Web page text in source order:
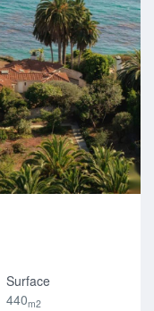
Surface
440m2